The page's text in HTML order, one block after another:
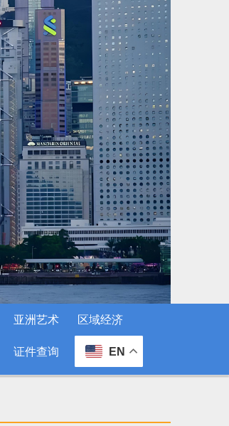
亚洲艺术 区域经济
证件查询 EN